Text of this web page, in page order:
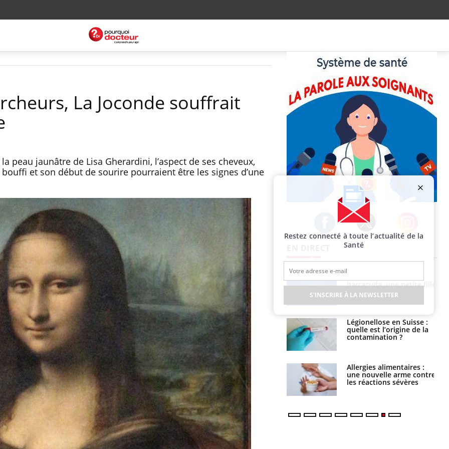
La Joconde souffrait
peau jaunâtre de Lisa Gherardini, l’aspect de ses cheveux,
et son début de sourire pourraient être les signes d’une
Facebook Twitter Instagram
Grossesse et chaleur : ce
que dit la science
Le smartphone nuit-il à
l'apprentissage de la
lecture ?
Mordue par une tique en
vacances, elle reste dans
le coma pendant 42 jours
barracuda, une petite fille
secourue grâce à un
réflexe essentiel
Légionellose en Suisse :
quelle est l’origine de la
contamination ?
Allergies alimentaires :
une nouvelle arme contre
les réactions sévères
sommeil des enfants en
vacances ?
Bilan prévention : ce que
les kinés pourront
bientôt faire
TDAH : quel est ce
traitement autorisé aux
États-Unis ?
Restez connecté à toute l’actualité de la
Santé
S'INSCRIRE À LA NEWSLETTER